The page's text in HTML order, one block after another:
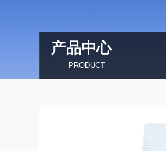
产品中心
PRODUCT